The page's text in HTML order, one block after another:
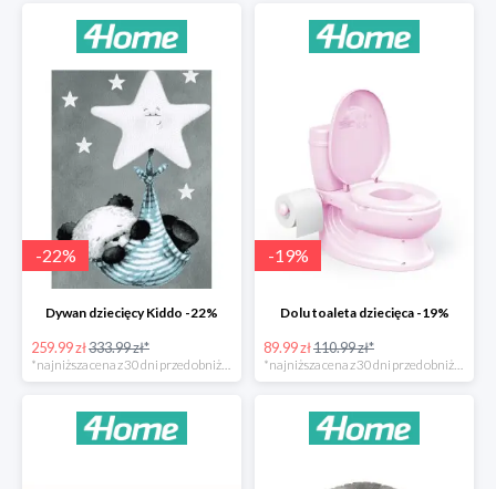
-22%
Dywan dziecięcy Kiddo -22%
259.99 zł333.99 zł*
*najniższa cena z 30 dni przed obniżką
-19%
Dolu toaleta dziecięca -19%
89.99 zł110.99 zł*
*najniższa cena z 30 dni przed obniżką